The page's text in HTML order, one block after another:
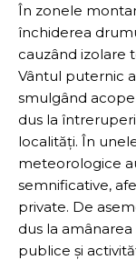
În zonele
închiderea
cauzând izolare
Vântul puternic
smulgând
dus la
localități. În
meteorologice
semnificative,
private. De
dus la
publice și